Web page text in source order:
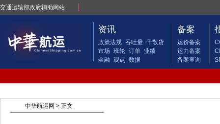
交通运输部政府辅助网站
资讯
政策法规 吞吐量 干散货
市场 班轮 订单 业绩
金融 观点 数据
备案
运价备案
运力备案
备案查询
中华航运网 > 正文